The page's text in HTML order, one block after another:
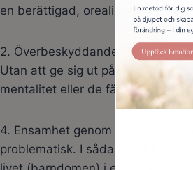
en berättigad, orealistisk
2. Överbeskyddande
Utan att ge sig ut på egen hand
mentalitet eller de färdigheter
4. Ensamhet genom val eller
problematisk. I sådana fall kan